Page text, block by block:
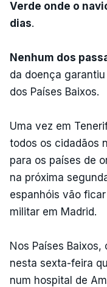
Verde onde o
dias.
Nenhum dos
da doença
dos Países Baixos.
Uma vez em
todos os cidadãos
para os países de
na próxima
espanhóis vão
militar em Madrid.
Nos Países
nesta sexta-feira
num hospital de